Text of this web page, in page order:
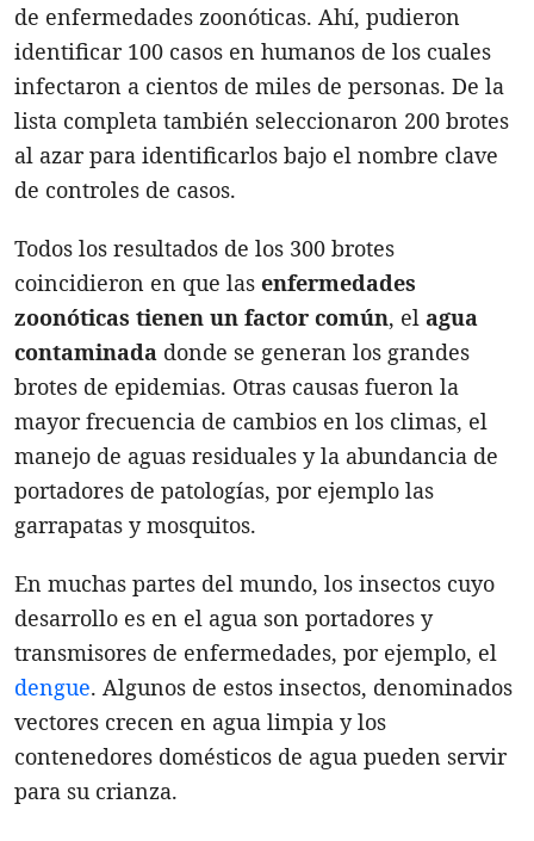
de enfermedades zoonóticas. Ahí, pudieron
identificar 100 casos en humanos de los cuales
infectaron a cientos de miles de personas. De la
lista completa también seleccionaron 200 brotes
al azar para identificarlos bajo el nombre clave
de controles de casos.
Todos los resultados de los 300 brotes
coincidieron en que las enfermedades
zoonóticas tienen un factor común, el agua
contaminada donde se generan los grandes
brotes de epidemias. Otras causas fueron la
mayor frecuencia de cambios en los climas, el
manejo de aguas residuales y la abundancia de
portadores de patologías, por ejemplo las
garrapatas y mosquitos.
En muchas partes del mundo, los insectos cuyo
desarrollo es en el agua son portadores y
transmisores de enfermedades, por ejemplo, el
dengue. Algunos de estos insectos, denominados
vectores crecen en agua limpia y los
contenedores domésticos de agua pueden servir
para su crianza.